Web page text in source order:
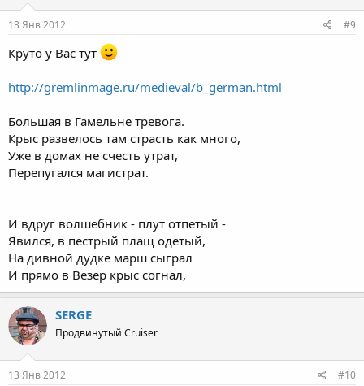
13 Янв 2012 #9
Круто у Вас тут
http://gremlinmage.ru/medieval/b_german.html
Большая в Гамельне тревога.
Крыс развелось там страсть как много,
Уже в домах не счесть утрат,
Перепугался магистрат.
И вдруг волшебник - плут отпетый -
Явился, в пестрый плащ одетый,
На дивной дудке марш сыграл
И прямо в Везер крыс согнал,
SERGE
Продвинутый Cruiser
13 Янв 2012 #10